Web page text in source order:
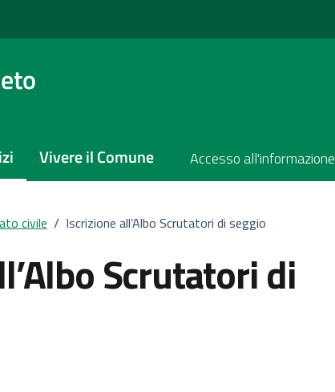
Vivere il Comune Accesso all'informazione
civile / Iscrizione all’Albo Scrutatori di seggio
Scrutatori di